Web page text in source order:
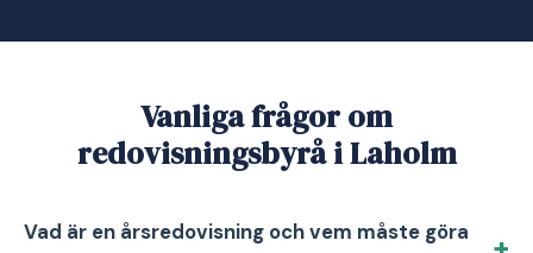
Vanliga frågor om
redovisningsbyrå i Laholm
Vad är en årsredovisning och vem måste göra